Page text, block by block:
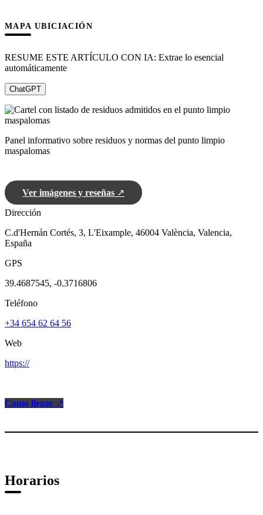
MAPA UBICIACIÓN
RESUME ESTE ARTÍCULO CON IA: Extrae lo esencial
automáticamente
ChatGPT
Panel informativo sobre residuos y normas del punto limpio
maspalomas
Ver imágenes y reseñas ↗
Dirección
C.d'Hernán Cortés, 3, L'Eixample, 46004 València, Valencia,
España
GPS
39.4687545, -0.3716806
Teléfono
+34 654 62 64 56
Web
https://
Como llegar ↗
Horarios